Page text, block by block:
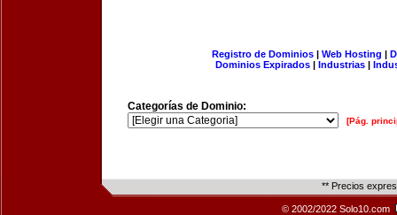
Registro de Dominios| Web Hosting |
Dominios Expirados | Industrias |
Categorías de Dominio:
[Pág.
** Precios
© 2002/2022 Solo10.com